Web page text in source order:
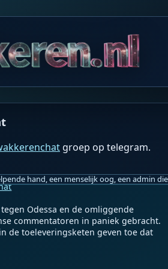
groep op telegram.
laagwaterstanden elkaar soms in rap
1800 kort staan ​​na elkaar geschreven.19e
extreme droogtejaren. Zo worden de
op de stenen vermeld als
krijgt mondiale dimensies nu de
op de rand van de afgrond brengen
Odessa en de omliggende
commentatoren in paniek gebracht.
de toeleveringsketen geven toe dat